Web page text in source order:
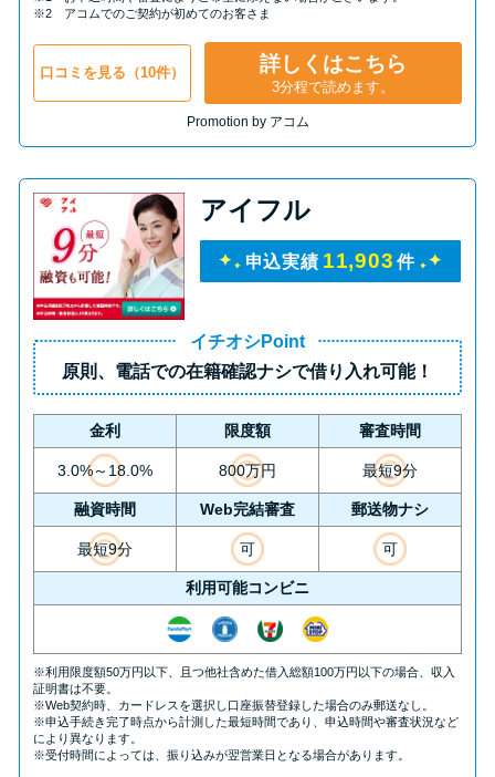
ブラックでもお金を借りるに
は？3つの判断基準と工面法
アコムはブラックでも審査に通
る？ 自分がブラックか確かめる
方法
アコムとレイクどっちがいい
の？ カードローンの選び方を徹
底解説！
プロミスの返済方法を徹底解
説！ もっとも便利でお得な返済
方法はどれ？
年収が低い＆他社借入があると
落ちる？バンクイックの口コミ
を分析
みずほ銀行カードローンの問い
合わせ先とシーン別の問い合わ
せ方法
※2 アコムでのご契約が初めてのお客さま
口コミを見る（10件） 詳しくはこちら
3分程で読めます。
Promotion by アコム
アイフル
申込実績 11,903 件
イチオシPoint
原則、 電話での在籍確認ナシで借り入れ可能！
金利 限度額 審査時間
3.0%～18.0% 800万円 最短9分
融資時間 Web完結審査 郵送物ナシ
最短9分 可 可
利用可能コンビニ
※利用限度額50万円以下、且つ他社含めた借入総額100万円以下の場合、収入
証明書は不要。
※Web契約時、カードレスを選択し口座振替登録した場合のみ郵送なし。
※申込手続き完了時点から計測した最短時間であり、申込時間や審査状況など
により異なります。
※受付時間によっては、振り込みが翌営業日となる場合があります。